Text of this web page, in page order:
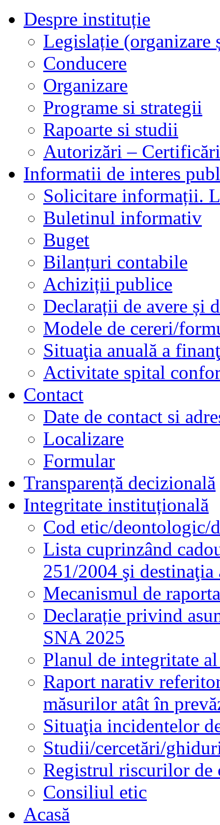
Despre instituție
Legislație
Conducere
Organizare
Programe si strategii
Rapoarte si studii
Autorizări –
Informatii de interes
Solicitare informații.
Buletinul informativ
Buget
Bilanțuri contabile
Achiziții publice
Declarații de avere și
Modele de cereri/
Situaţia anuală a
Activitate spital
Contact
Date de contact si
Localizare
Formular
Transparență decizională
Integritate instituțională
Cod etic/deontologic/
Lista cuprinzând
251/2004 şi destinaţia
Mecanismul de
Declarație privind
SNA 2025
Planul de integritate
Raport narativ
măsurilor atât în
Situaţia incidentelor
Studii/cercetări/
Registrul riscurilor de
Consiliul etic
Acasă